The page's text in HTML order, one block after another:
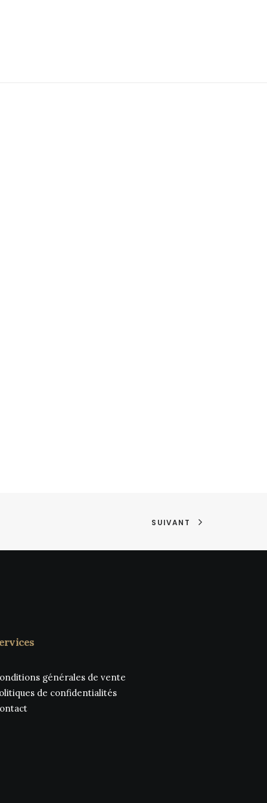
SUIVANT
générales de vente
de confidentialités